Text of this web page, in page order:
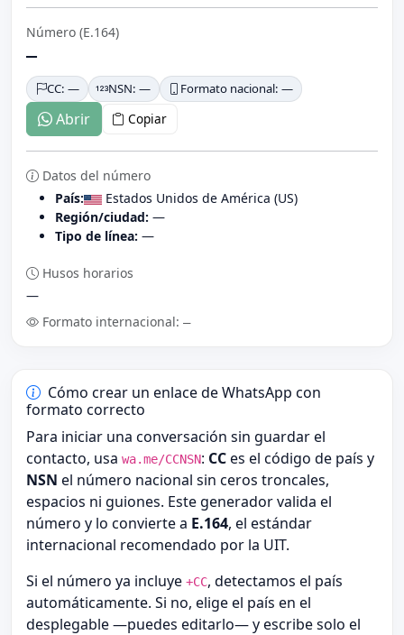
Número (E.164)
—
CC: — NSN: — Formato nacional: —
Abrir Copiar
Datos del número
País:
Estados Unidos de América (US)
Región/ciudad: —
Tipo de línea: —
Husos horarios
—
Formato internacional: —
Cómo crear un enlace de WhatsApp con
formato correcto
Para iniciar una conversación sin guardar el
contacto, usa wa.me/CCNSN: CCes el código de país y
NSN el número nacional sin ceros troncales,
espacios ni guiones. Este generador valida el
número y lo convierte a E.164, el estándar
internacional recomendado por la UIT.
Si el número ya incluye +CC, detectamos el país
automáticamente. Si no, elige el país en el
desplegable —puedes editarlo— y escribe solo el